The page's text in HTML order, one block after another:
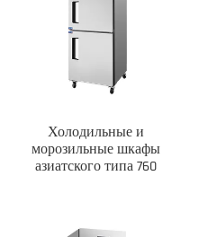
Холодильные и
морозильные шкафы
азиатского типа 760